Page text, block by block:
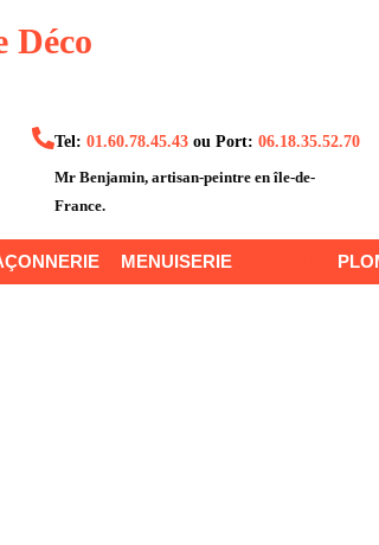
Déco
Tel:01.60.78.45.43 ou Port:06.18.35.52.70
Mr Benjamin, artisan-peintre en île-de-
France.
MENUISERIE